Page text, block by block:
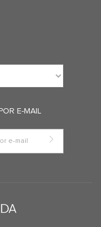
E-MAIL